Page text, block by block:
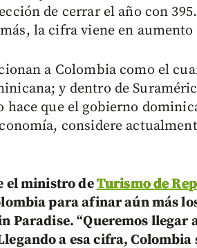
de cerrar el año con
la cifra viene en
a Colombia como el
y dentro de
hace que el gobierno
considere
el ministro deTurismo de
para afinar aún más
Paradise. “Queremos
a esa cifra,